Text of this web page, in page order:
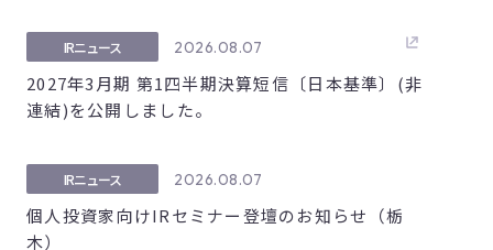
2026.08.07
IRニュース
2027年3月期 第1四半期決算短信〔日本基準〕(非
連結)を公開しました。
2026.08.07
IRニュース
個人投資家向けIRセミナー登壇のお知らせ（栃
木）